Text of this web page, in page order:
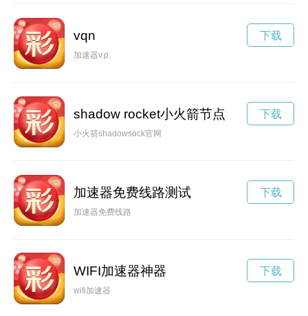
vqn
加速器v.p.
下载
shadow rocket小火箭节点
小火箭shadowsock官网
下载
加速器免费线路测试
加速器免费线路
下载
WIFI加速器神器
wifi加速器
下载